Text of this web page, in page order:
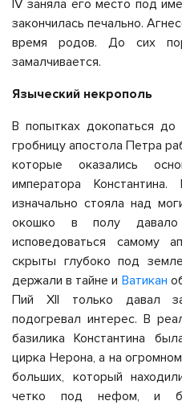
IV заняла его место под
закончилась печально.
время родов. До сих
замалчивается.
Языческий некрополь
В попытках докопаться
гробницу апостола Петра
которые оказались
императора
изначально стояла над
окошко в полу давало
исповедоваться самому
скрыты глубоко под
держали в тайне и Ватикан
Пий XII только давал
подогревал интерес. В
базилика Константина
цирка Нерона, а на
больших, который
четко под нефом, и